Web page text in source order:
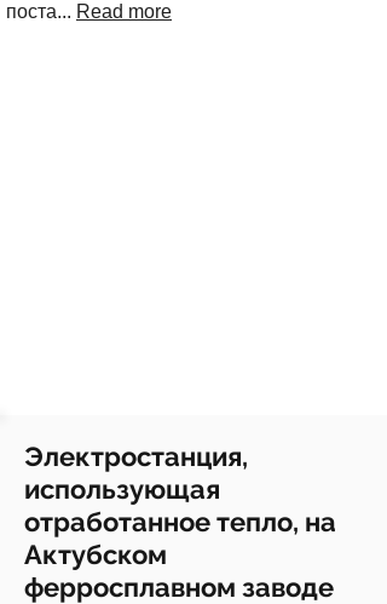
поста... Read more
Электростанция,
использующая
отработанное тепло, на
Актубском
ферросплавном заводе